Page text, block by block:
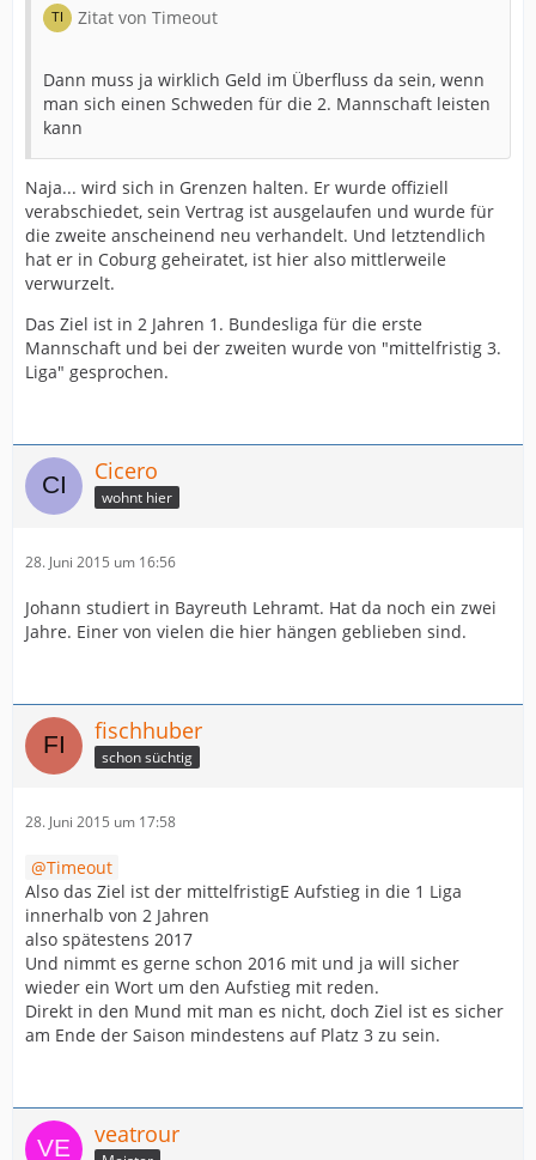
Zitat von Timeout
Dann muss ja wirklich Geld im Überfluss da sein, wenn
man sich einen Schweden für die 2. Mannschaft leisten
kann
Naja... wird sich in Grenzen halten. Er wurde offiziell
verabschiedet, sein Vertrag ist ausgelaufen und wurde für
die zweite anscheinend neu verhandelt. Und letztendlich
hat er in Coburg geheiratet, ist hier also mittlerweile
verwurzelt.
Das Ziel ist in 2 Jahren 1. Bundesliga für die erste
Mannschaft und bei der zweiten wurde von "mittelfristig 3.
Liga" gesprochen.
Cicero
wohnt hier
28. Juni 2015 um 16:56
Johann studiert in Bayreuth Lehramt. Hat da noch ein zwei
Jahre. Einer von vielen die hier hängen geblieben sind.
fischhuber
schon süchtig
28. Juni 2015 um 17:58
Timeout
Also das Ziel ist der mittelfristigE Aufstieg in die 1 Liga
innerhalb von 2 Jahren
also spätestens 2017
Und nimmt es gerne schon 2016 mit und ja will sicher
wieder ein Wort um den Aufstieg mit reden.
Direkt in den Mund mit man es nicht, doch Ziel ist es sicher
am Ende der Saison mindestens auf Platz 3 zu sein.
veatrour